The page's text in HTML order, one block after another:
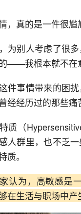
，真的是一件很尴
为别人考虑了很
——我根本就不在
件事情带来的困
经经历过的那些痛
质（
人群里，也不乏
质。
认为，高敏感是
在生活与职场中产